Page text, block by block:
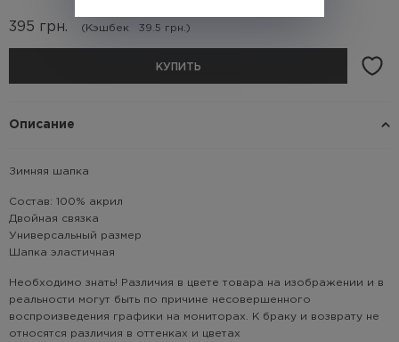
395 грн. (Кэшбек 39.5 грн.)
КУПИТЬ
Описание
Зимняя шапка
Состав: 100% акрил
Двойная связка
Универсальный размер
Шапка эластичная
Необходимо знать! Различия в цвете товара на изображении и в
реальности могут быть по причине несовершенного
воспроизведения графики на мониторах. К браку и возврату не
относятся различия в оттенках и цветах